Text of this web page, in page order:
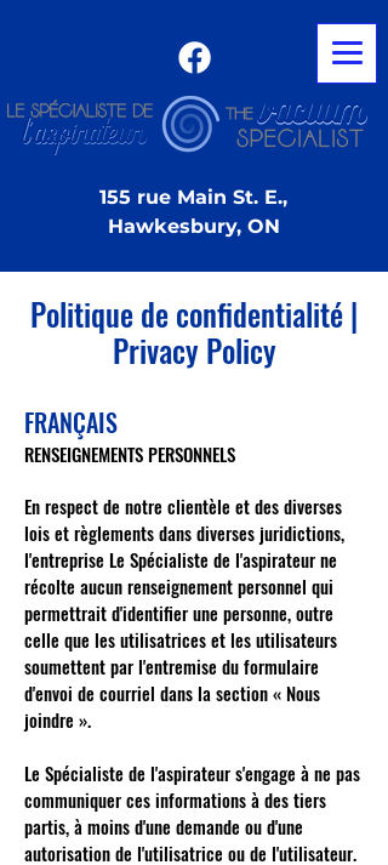
155 rue Main St. E.,
Hawkesbury, ON
Politique de confidentialité |
Privacy Policy
FRANÇAIS
RENSEIGNEMENTS PERSONNELS
En respect de notre clientèle et des diverses
lois et règlements dans diverses juridictions,
l'entreprise Le Spécialiste de l'aspirateur ne
récolte aucun renseignement personnel qui
permettrait d'identifier une personne, outre
celle que les utilisatrices et les utilisateurs
soumettent par l'entremise du formulaire
d'envoi de courriel dans la section « Nous
joindre ».
Le Spécialiste de l'aspirateur s'engage à ne pas
communiquer ces informations à des tiers
partis, à moins d'une demande ou d'une
autorisation de l'utilisatrice ou de l'utilisateur.